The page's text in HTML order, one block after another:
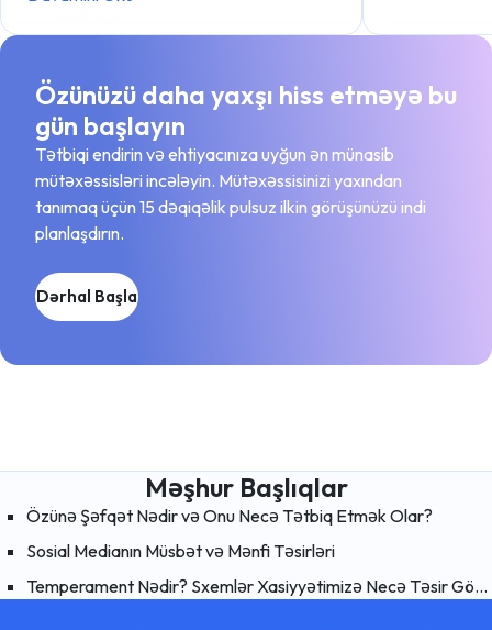
Özünüzü daha yaxşı hiss etməyə bu
gün başlayın
Tətbiqi endirin və ehtiyacınıza uyğun ən münasib
mütəxəssisləri incələyin. Mütəxəssisinizi yaxından
tanımaq üçün 15 dəqiqəlik pulsuz ilkin görüşünüzü indi
planlaşdırın.
Dərhal Başla
Məşhur Başlıqlar
Özünə Şəfqət Nədir və Onu Necə Tətbiq Etmək Olar?
Sosial Medianın Müsbət və Mənfi Təsirləri
Temperament Nədir? Sxemlər Xasiyyətimizə Necə Təsir Göstərir?